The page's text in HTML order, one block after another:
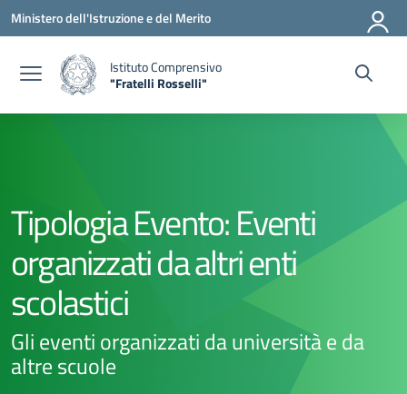
Vai ai contenuti
Vai al menu di navigazione
Vai al footer
Ministero dell'Istruzione e del Merito
Istituto Comprensivo
"Fratelli Rosselli"
Tipologia Evento:Eventi
organizzati da altri enti
scolastici
Gli eventi organizzati da università e da
altre scuole